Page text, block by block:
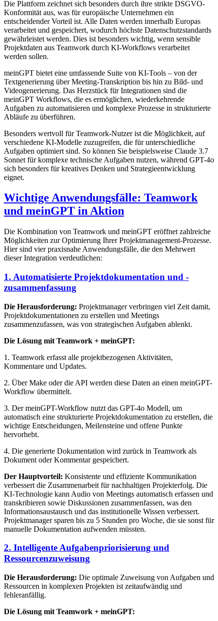
Die Plattform zeichnet sich besonders durch ihre strikte DSGVO-
Konformität aus, was für europäische Unternehmen ein
entscheidender Vorteil ist. Alle Daten werden innerhalb Europas
verarbeitet und gespeichert, wodurch höchste Datenschutzstandards
gewährleistet werden. Dies ist besonders wichtig, wenn sensible
Projektdaten aus Teamwork durch KI-Workflows verarbeitet
werden sollen.
meinGPT bietet eine umfassende Suite von KI-Tools – von der
Textgenerierung über Meeting-Transkription bis hin zu Bild- und
Videogenerierung. Das Herzstück für Integrationen sind die
meinGPT Workflows, die es ermöglichen, wiederkehrende
Aufgaben zu automatisieren und komplexe Prozesse in strukturierte
Abläufe zu überführen.
Besonders wertvoll für Teamwork-Nutzer ist die Möglichkeit, auf
verschiedene KI-Modelle zuzugreifen, die für unterschiedliche
Aufgaben optimiert sind. So können Sie beispielsweise Claude 3.7
Sonnet für komplexe technische Aufgaben nutzen, während GPT-4o
sich besonders für kreatives Denken und Strategieentwicklung
eignet.
Wichtige Anwendungsfälle: Teamwork
und meinGPT in Aktion
Die Kombination von Teamwork und meinGPT eröffnet zahlreiche
Möglichkeiten zur Optimierung Ihrer Projektmanagement-Prozesse.
Hier sind vier praxisnahe Anwendungsfälle, die den Mehrwert
dieser Integration verdeutlichen:
1. Automatisierte Projektdokumentation und -
zusammenfassung
Die Herausforderung: Projektmanager verbringen viel Zeit damit,
Projektdokumentationen zu erstellen und Meetings
zusammenzufassen, was von strategischen Aufgaben ablenkt.
Die Lösung mit Teamwork + meinGPT:
1. Teamwork erfasst alle projektbezogenen Aktivitäten,
Kommentare und Updates.
2. Über Make oder die API werden diese Daten an einen meinGPT-
Workflow übermittelt.
3. Der meinGPT-Workflow nutzt das GPT-4o Modell, um
automatisch eine strukturierte Projektdokumentation zu erstellen, die
wichtige Entscheidungen, Meilensteine und offene Punkte
hervorhebt.
4. Die generierte Dokumentation wird zurück in Teamwork als
Dokument oder Kommentar gespeichert.
Der Hauptvorteil: Konsistente und effiziente Kommunikation
verbessert die Zusammenarbeit für nachhaltigen Projekterfolg. Die
KI-Technologie kann Audio von Meetings automatisch erfassen und
transkribieren sowie Diskussionen zusammenfassen, was den
Informationsaustausch und das institutionelle Wissen verbessert.
Projektmanager sparen bis zu 5 Stunden pro Woche, die sie sonst für
manuelle Dokumentation aufwenden müssten.
2. Intelligente Aufgabenpriorisierung und
Ressourcenzuweisung
Die Herausforderung: Die optimale Zuweisung von Aufgaben und
Ressourcen in komplexen Projekten ist zeitaufwändig und
fehleranfällig.
Die Lösung mit Teamwork + meinGPT: